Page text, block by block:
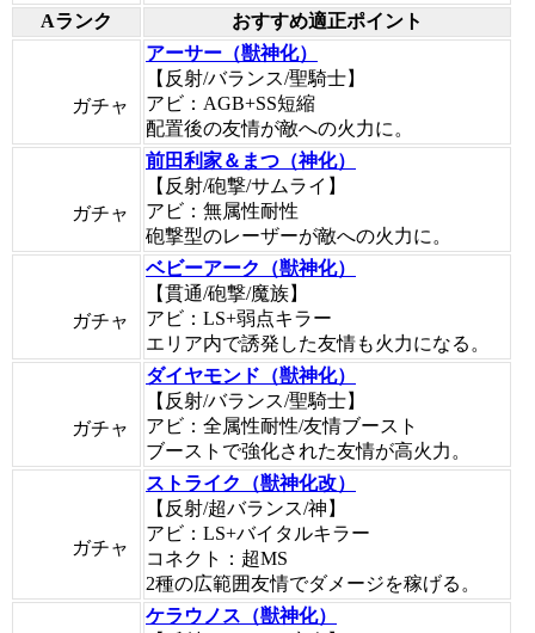
Aランク
おすすめ適正ポイント
ガチャ
アーサー（獣神化）
【反射/バランス/聖騎士】
アビ：AGB+SS短縮
配置後の友情が敵への火力に。
ガチャ
前田利家＆まつ（神化）
【反射/砲撃/サムライ】
アビ：無属性耐性
砲撃型のレーザーが敵への火力に。
ガチャ
ベビーアーク（獣神化）
【貫通/砲撃/魔族】
アビ：LS+弱点キラー
エリア内で誘発した友情も火力になる。
ガチャ
ダイヤモンド（獣神化）
【反射/バランス/聖騎士】
アビ：全属性耐性/友情ブースト
ブーストで強化された友情が高火力。
ガチャ
ストライク（獣神化改）
【反射/超バランス/神】
アビ：LS+バイタルキラー
コネクト：超MS
2種の広範囲友情でダメージを稼げる。
ケラウノス（獣神化）